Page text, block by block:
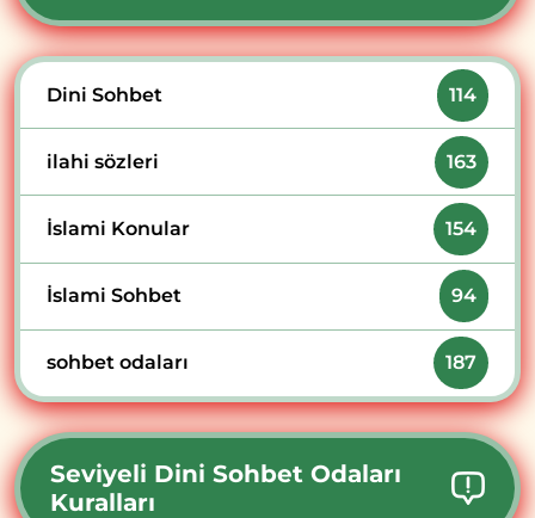
Dini Sohbet 114
ilahi sözleri 163
İslami Konular 154
İslami Sohbet 94
sohbet odaları 187
Seviyeli Dini Sohbet Odaları
Kuralları